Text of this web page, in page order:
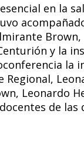
en la
y la
la
Regional,
Leonardo
de las